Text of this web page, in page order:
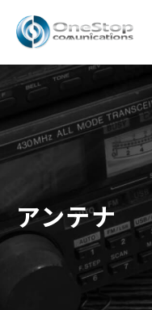
アンテナ